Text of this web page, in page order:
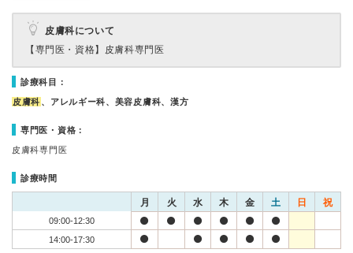
皮膚科について
【専門医・資格】 皮膚科専門医
診療科目：
皮膚科 、アレルギー科、美容皮膚科、漢方
専門医・資格：
皮膚科専門医
診療時間
月 火 水 木 金 土 日 祝
09:00-12:30
14:00-17:30